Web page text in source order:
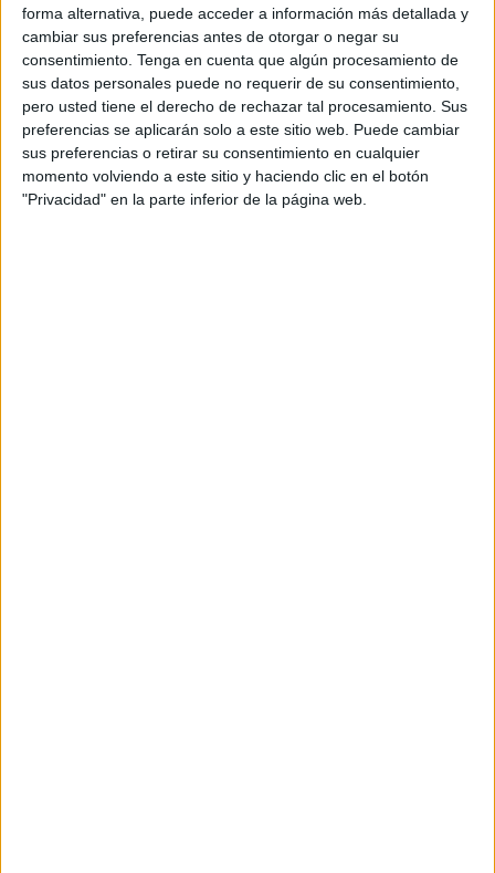
forma alternativa, puede acceder a información más detallada y
cambiar sus preferencias antes de otorgar o negar su
consentimiento. Tenga en cuenta que algún procesamiento de
sus datos personales puede no requerir de su consentimiento,
pero usted tiene el derecho de rechazar tal procesamiento. Sus
preferencias se aplicarán solo a este sitio web. Puede cambiar
sus preferencias o retirar su consentimiento en cualquier
momento volviendo a este sitio y haciendo clic en el botón
"Privacidad" en la parte inferior de la página web.
El CD Puerto comenzó mejor que su rival los primeros
instantes de encuentro dominando y teniendo las
ocasiones más claras pero el portero Migue detuvo las
acometidas de los portuarios.
Los deportivistas por su parte no encontraban la manera
de plantarse en el área de Álvaro sólo se defendían con
balones largos en busca de alguna oportunidad.